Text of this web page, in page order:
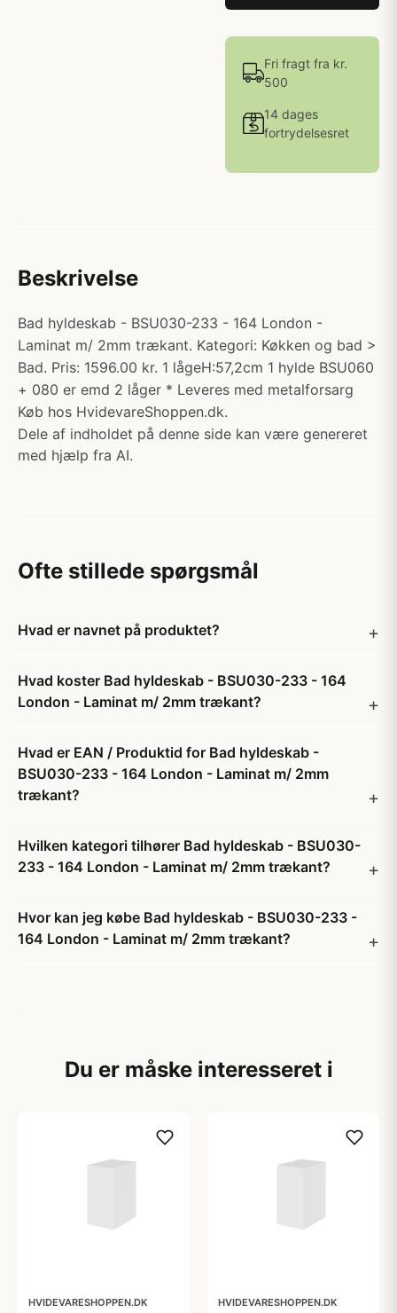
Fri fragt fra kr.
500
14 dages
fortrydelsesret
Beskrivelse
Bad hyldeskab - BSU030-233 - 164 London -
Laminat m/ 2mm trækant. Kategori: Køkken og bad >
Bad. Pris: 1596.00 kr. 1 lågeH:57,2cm 1 hylde BSU060
+ 080 er emd 2 låger * Leveres med metalforsarg
Køb hos HvidevareShoppen.dk.
Dele af indholdet på denne side kan være genereret
med hjælp fra AI.
Ofte stillede spørgsmål
Hvad er navnet på produktet?
Hvad koster Bad hyldeskab - BSU030-233 - 164
London - Laminat m/ 2mm trækant?
Hvad er EAN / Produktid for Bad hyldeskab -
BSU030-233 - 164 London - Laminat m/ 2mm
trækant?
Hvilken kategori tilhører Bad hyldeskab - BSU030-
233 - 164 London - Laminat m/ 2mm trækant?
Hvor kan jeg købe Bad hyldeskab - BSU030-233 -
164 London - Laminat m/ 2mm trækant?
Du er måske interesseret i
HVIDEVARESHOPPEN.DK HVIDEVARESHOPPEN.DK